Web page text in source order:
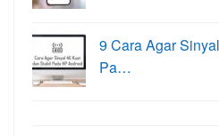
9 Cara Agar
Pa…